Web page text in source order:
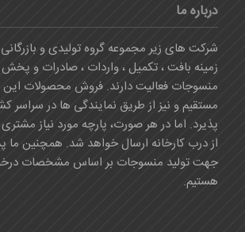
درباره ما
شرکت های زیر مجموعه گروه تولیدی و بازرگانی
زمینه بافت ، تکمیل ، واردات ، صادرات و
منسوجات فعالیت دارند. فروش محصولات
مستقیم و نیز از طریق نمایندگی ها در
پذیرد. اما در هر صورت، پارچه مورد نیاز
از درب کارخانه ارسال خواهد شد. همچنین ما
جهت تولید منسوجات بر اساس مشخصات
هستیم.